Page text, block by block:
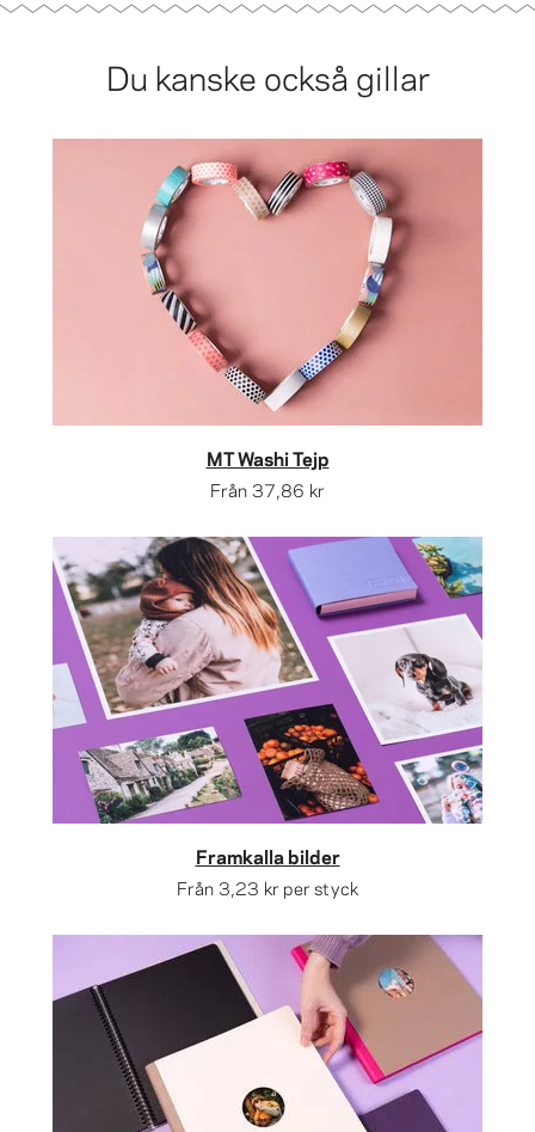
Du kanske också gillar
MT Washi Tejp
Från 37,86 kr
Framkalla bilder
Från 3,23 kr per styck